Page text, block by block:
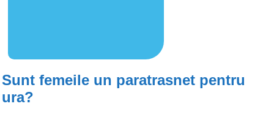
Sunt femeile un paratrasnet pentru
ura?